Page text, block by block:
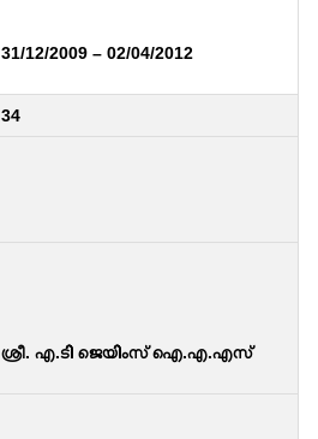
31/12/2009 – 02/04/2012
34
ശ്രീ. എ.ടി ജെയിംസ് ഐ.എ.എസ്